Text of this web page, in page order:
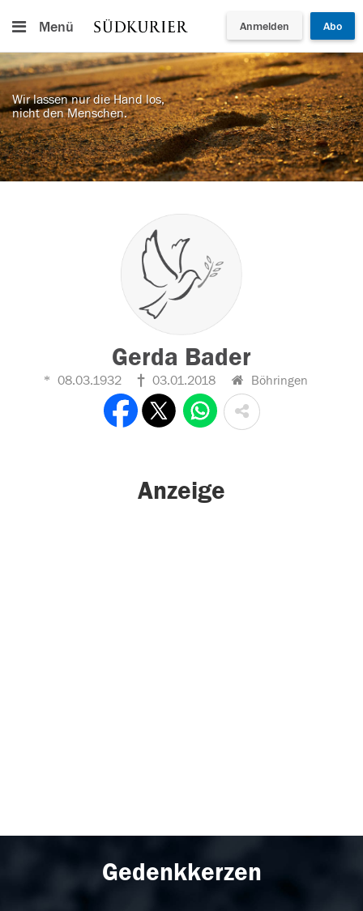
Menü Anmelden Abo
Wir lassen nur die Hand los,
nicht den Menschen.
Gerda Bader
08.03.1932 03.01.2018 Böhringen
Anzeige
Gedenkkerzen